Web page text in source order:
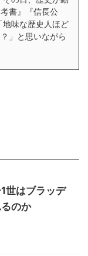
書』『信長公
味な歴史人ほど
」と思いながら
世はブラッデ
のか